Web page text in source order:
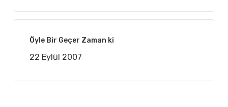
Öyle Bir Geçer Zaman ki
22 Eylül 2007